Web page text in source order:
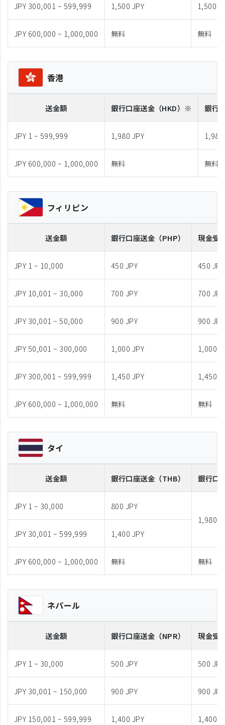
JPY 300,001 ~ 599,999 1,500 JPY 1,500
JPY 600,000 ~ 1,000,000 無料 無料
香港
送金額 銀行口座送金 （HKD）※ 銀行
JPY 1 ~ 599,999 1,980 JPY 1,980
JPY 600,000 ~ 1,000,000 無料 無料
フィリピン
送金額 銀行口座送金 （PHP） 現金受
JPY 1 ~ 10,000 450 JPY 450 JPY
JPY 10,001 ~ 30,000 700 JPY 700 JPY
JPY 30,001 ~ 50,000 900 JPY 900 JPY
JPY 50,001 ~ 300,000 1,000 JPY 1,000
JPY 300,001 ~ 599,999 1,450 JPY 1,450
JPY 600,000 ~ 1,000,000 無料 無料
タイ
送金額 銀行口座送金 （THB） 銀行口
JPY 1 ~ 30,000
800 JPY
1,980
JPY 30,001 ~ 599,999
1,400 JPY
JPY 600,000 ~ 1,000,000 無料 無料
ネパール
送金額 銀行口座送金 （NPR） 現金受
JPY 1 ~ 30,000 500 JPY 500 JPY
JPY 30,001 ~ 150,000 900 JPY 900 JPY
JPY 150,001 ~ 599,999 1,400 JPY 1,400